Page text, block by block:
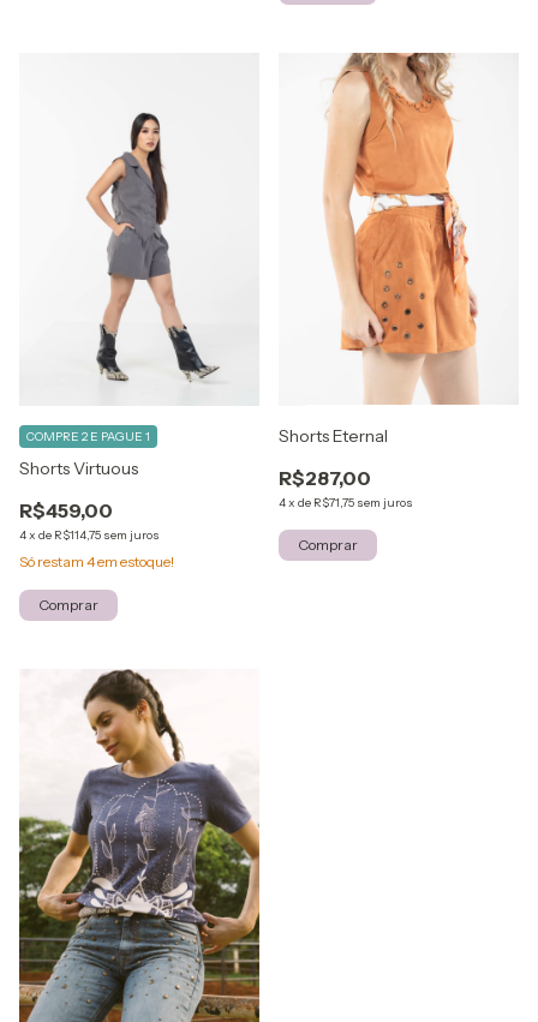
Shorts Virtuous
R$459,00
4x de R$114,75 sem juros
COMPRE 2 E PAGUE 1
Só restam 4em estoque!
Comprar
Shorts Eternal
R$287,00
4x de R$71,75 sem juros
Comprar